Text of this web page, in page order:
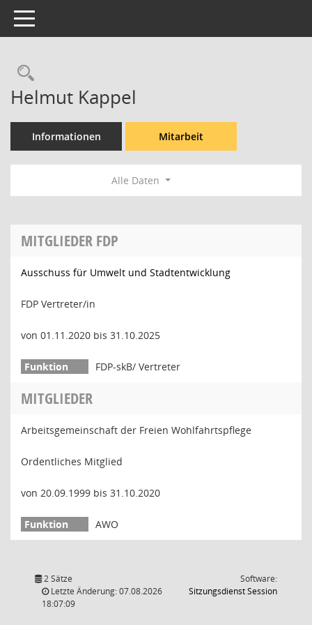
Toggle navigation
Rechercheauswahl
Helmut Kappel
Informationen Mitarbeit
Alle Daten
MITGLIEDER FDP
Ausschuss für Umwelt und Stadtentwicklung
FDP Vertreter/in
von 01.11.2020 bis 31.10.2025
FDP-skB/ Vertreter
MITGLIEDER
Arbeitsgemeinschaft der Freien Wohlfahrtspflege
Ordentliches Mitglied
von 20.09.1999 bis 31.10.2020
AWO
2 Sätze
Letzte Änderung: 07.08.2026
18:07:09
Software:
SitzungsdienstSession(Wird in